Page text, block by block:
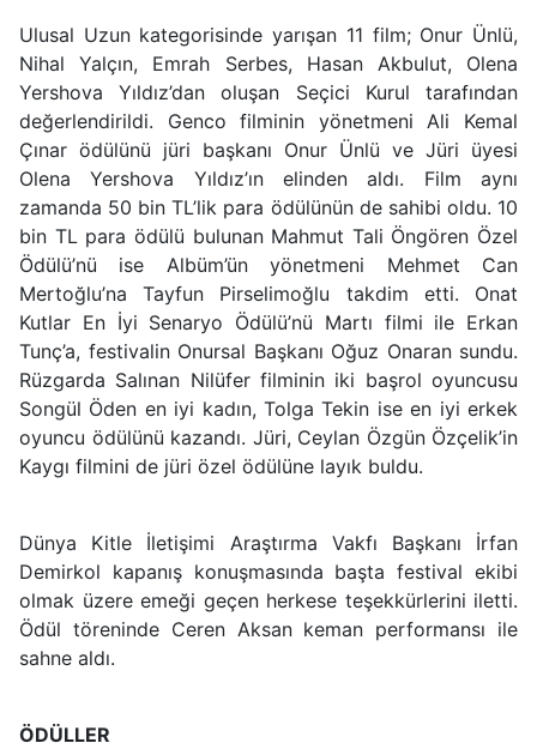
Ulusal Uzun kategorisinde yarışan 11 film; Onur Ünlü,
Nihal Yalçın, Emrah Serbes, Hasan Akbulut, Olena
Yershova Yıldız’dan oluşan Seçici Kurul tarafından
değerlendirildi. Genco filminin yönetmeni Ali Kemal
Çınar ödülünü jüri başkanı Onur Ünlü ve Jüri üyesi
Olena Yershova Yıldız’ın elinden aldı. Film aynı
zamanda 50 bin TL’lik para ödülünün de sahibi oldu. 10
bin TL para ödülü bulunan Mahmut Tali Öngören Özel
Ödülü’nü ise Albüm’ün yönetmeni Mehmet Can
Mertoğlu’na Tayfun Pirselimoğlu takdim etti. Onat
Kutlar En İyi Senaryo Ödülü’nü Martı filmi ile Erkan
Tunç’a, festivalin Onursal Başkanı Oğuz Onaran sundu.
Rüzgarda Salınan Nilüfer filminin iki başrol oyuncusu
Songül Öden en iyi kadın, Tolga Tekin ise en iyi erkek
oyuncu ödülünü kazandı. Jüri, Ceylan Özgün Özçelik’in
Kaygı filmini de jüri özel ödülüne layık buldu.
Dünya Kitle İletişimi Araştırma Vakfı Başkanı İrfan
Demirkol kapanış konuşmasında başta festival ekibi
olmak üzere emeği geçen herkese teşekkürlerini iletti.
Ödül töreninde Ceren Aksan keman performansı ile
sahne aldı.
ÖDÜLLER